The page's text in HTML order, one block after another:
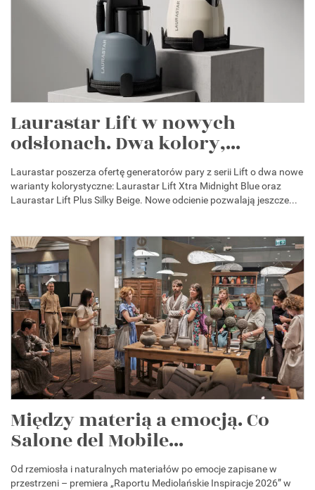
Laurastar Lift w nowych
odsłonach. Dwa kolory,...
Laurastar poszerza ofertę generatorów pary z serii Lift o dwa nowe
warianty kolorystyczne: Laurastar Lift Xtra Midnight Blue oraz
Laurastar Lift Plus Silky Beige. Nowe odcienie pozwalają jeszcze...
Między materią a emocją. Co
Salone del Mobile...
Od rzemiosła i naturalnych materiałów po emocje zapisane w
przestrzeni – premiera „Raportu Mediolańskie Inspiracje 2026” w